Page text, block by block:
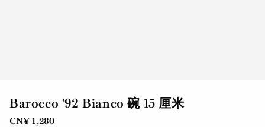
Barocco '92 Bianco 碗 15 厘米
CN¥ 1,280